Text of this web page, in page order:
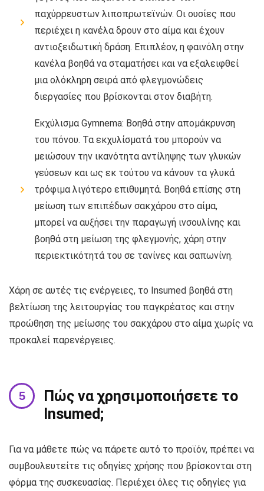
παχύρρευστων λιποπρωτεϊνών. Οι ουσίες που
περιέχει η κανέλα δρουν στο αίμα και έχουν
αντιοξειδωτική δράση. Επιπλέον, η φαινόλη στην
κανέλα βοηθά να σταματήσει και να εξαλειφθεί
μια ολόκληρη σειρά από φλεγμονώδεις
διεργασίες που βρίσκονται στον διαβήτη.
Εκχύλισμα Gymnema: Βοηθά στην απομάκρυνση
του πόνου. Τα εκχυλίσματά του μπορούν να
μειώσουν την ικανότητα αντίληψης των γλυκών
γεύσεων και ως εκ τούτου να κάνουν τα γλυκά
τρόφιμα λιγότερο επιθυμητά. Βοηθά επίσης στη
μείωση των επιπέδων σακχάρου στο αίμα,
μπορεί να αυξήσει την παραγωγή ινσουλίνης και
βοηθά στη μείωση της φλεγμονής, χάρη στην
περιεκτικότητά του σε τανίνες και σαπωνίνη.
Χάρη σε αυτές τις ενέργειες, το Insumed βοηθά στη
βελτίωση της λειτουργίας του παγκρέατος και στην
προώθηση της μείωσης του σακχάρου στο αίμα χωρίς να
προκαλεί παρενέργειες.
Πώς να χρησιμοποιήσετε το
Insumed;
Για να μάθετε πώς να πάρετε αυτό το προϊόν, πρέπει να
συμβουλευτείτε τις οδηγίες χρήσης που βρίσκονται στη
φόρμα της συσκευασίας. Περιέχει όλες τις οδηγίες για